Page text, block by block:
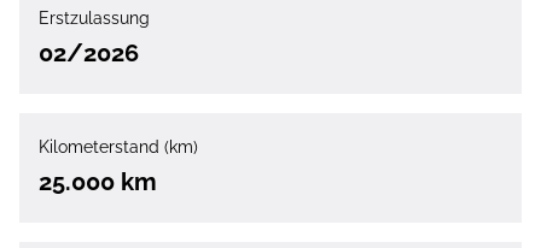
Erstzulassung
02/2026
Kilometerstand (km)
25.000 km